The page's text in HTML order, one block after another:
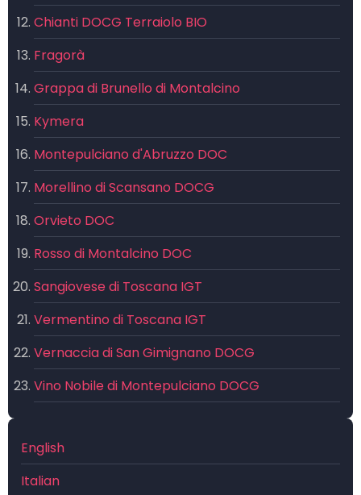
Chianti DOCG Terraiolo BIO
Fragorà
Grappa di Brunello di Montalcino
Kymera
Montepulciano d'Abruzzo DOC
Morellino di Scansano DOCG
Orvieto DOC
Rosso di Montalcino DOC
Sangiovese di Toscana IGT
Vermentino di Toscana IGT
Vernaccia di San Gimignano DOCG
Vino Nobile di Montepulciano DOCG
English
Italian